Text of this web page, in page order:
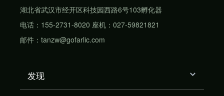
湖北省武汉市经开区科技园西路6号103孵化器
电话：155-2731-8020 座机：027-59821821
邮件：tanzw@gofarlic.com
发现